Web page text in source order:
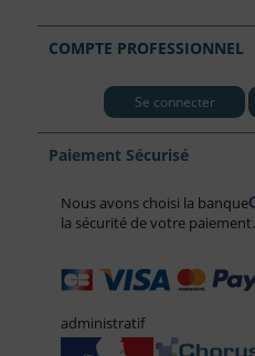
COMPTE PROFESSIONNEL
Se connecter
Paiement Sécurisé
Nous avons choisi la banque
la sécurité de votre paiement.
administratif